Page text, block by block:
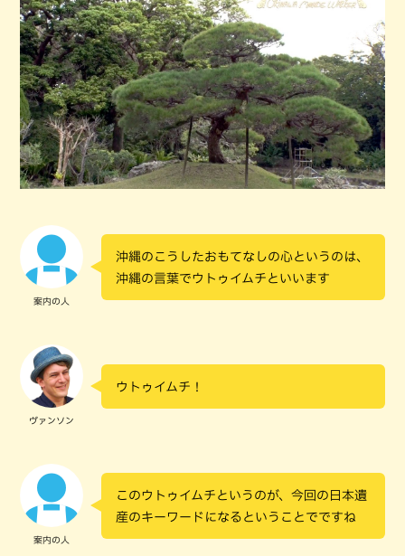
案内の人
沖縄のこうしたおもてなしの心というのは、
沖縄の言葉でウトゥイムチといいます
ヴァンソン
ウトゥイムチ！
案内の人
このウトゥイムチというのが、今回の日本遺
産のキーワードになるということでですね